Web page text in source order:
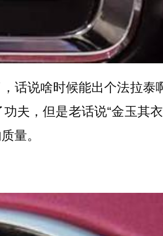
话说啥时候能出个法拉泰
夫，但是老话说“金玉其
量。